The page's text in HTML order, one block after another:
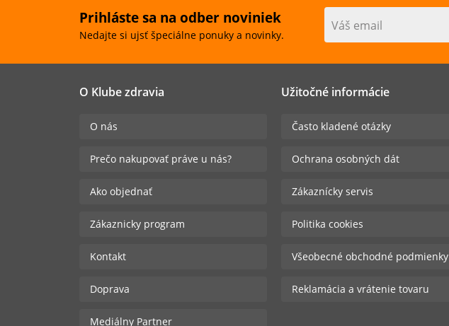
Prihláste sa na odber noviniek
Nedajte si ujsť špeciálne ponuky a novinky.
Váš email
O Klube zdravia
O nás
Prečo nakupovať práve u nás?
Ako objednať
Zákaznicky program
Kontakt
Doprava
Mediálny Partner
Užitočné informácie
Často kladené otázky
Ochrana osobných dát
Zákaznícky servis
Politika cookies
Všeobecné obchodné podmienky
Reklamácia a vrátenie tovaru